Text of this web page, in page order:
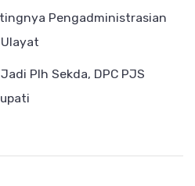
Pengadministrasian
Plh Sekda, DPC PJS